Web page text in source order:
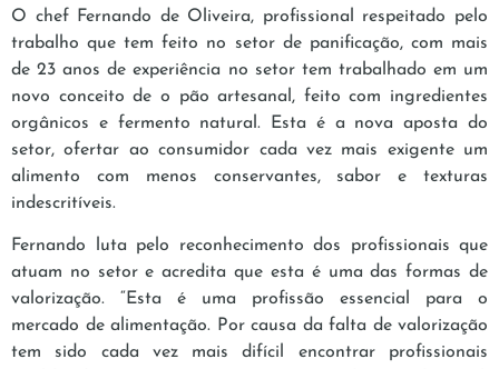
O chef Fernando de Oliveira, profissional respeitado pelo
trabalho que tem feito no setor de panificação, com mais
de 23 anos de experiência no setor tem trabalhado em um
novo conceito de o pão artesanal, feito com ingredientes
orgânicos e fermento natural. Esta é a nova aposta do
setor, ofertar ao consumidor cada vez mais exigente um
alimento com menos conservantes, sabor e texturas
indescritíveis.
Fernando luta pelo reconhecimento dos profissionais que
atuam no setor e acredita que esta é uma das formas de
valorização. “Esta é uma profissão essencial para o
mercado de alimentação. Por causa da falta de valorização
tem sido cada vez mais difícil encontrar profissionais